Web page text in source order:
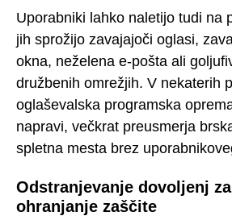
Uporabniki lahko naletijo tudi na
jih sprožijo zavajajoči oglasi,
okna, neželena e-pošta ali
družbenih omrežjih. V nekaterih
oglaševalska programska
napravi, večkrat preusmerja
spletna mesta brez
Odstranjevanje dovoljenj
ohranjanje zaščite